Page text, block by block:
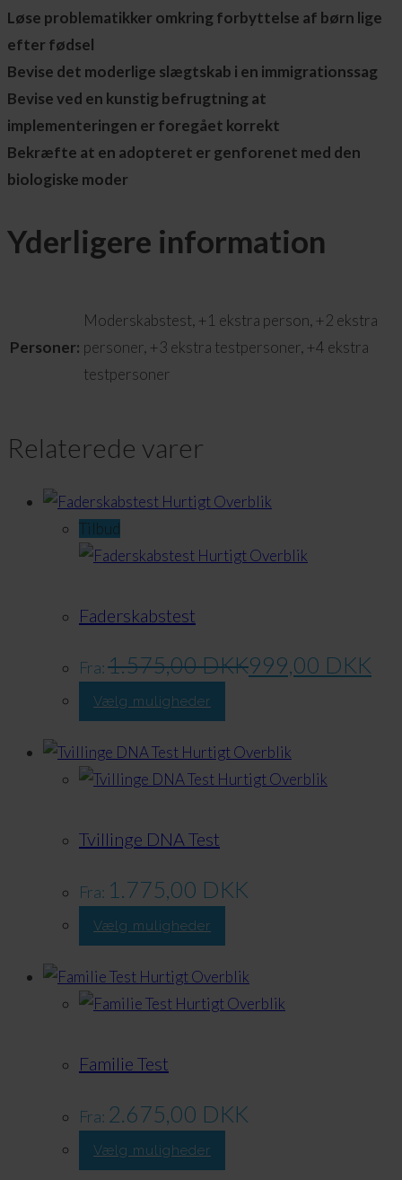
Løse problematikker omkring forbyttelse af børn lige
efter fødsel
Bevise det moderlige slægtskab i en immigrationssag
Bevise ved en kunstig befrugtning at
implementeringen er foregået korrekt
Bekræfte at en adopteret er genforenet med den
biologiske moder
Yderligere information
Personer:
Moderskabstest, +1 ekstra person, +2 ekstra
personer, +3 ekstra testpersoner, +4 ekstra
testpersoner
Relaterede varer
Hurtigt Overblik
Tilbud
Hurtigt Overblik
Faderskabstest
Fra:1.575,00DKK999,00 DKK
Vælg muligheder
produkt
har
flere
vælges
på
Hurtigt Overblik
Hurtigt Overblik
Tvillinge DNA Test
Fra: 1.775,00 DKK
Vælg muligheder
produkt
har
flere
vælges
på
Hurtigt Overblik
Hurtigt Overblik
Familie Test
Fra: 2.675,00 DKK
Vælg muligheder
produkt